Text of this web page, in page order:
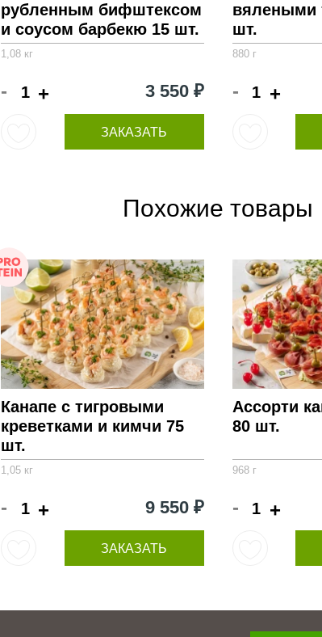
рубленным бифштексом
и соусом барбекю 15 шт.
1,08 кг
- + 3 550 ₽
ЗАКАЗАТЬ
вялеными
шт.
880 г
- +
Похожие товары
Канапе с тигровыми
креветками и кимчи 75
шт.
1,05 кг
- + 9 550 ₽
ЗАКАЗАТЬ
Ассорти
80 шт.
968 г
- +